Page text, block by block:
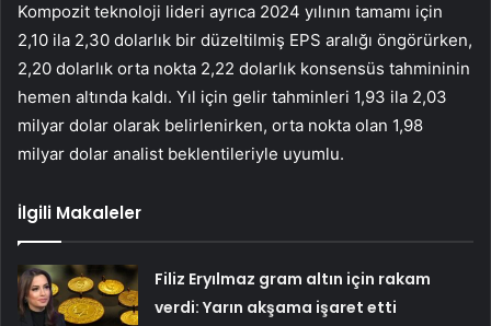
Kompozit teknoloji lideri ayrıca 2024 yılının tamamı için
2,10 ila 2,30 dolarlık bir düzeltilmiş EPS aralığı öngörürken,
2,20 dolarlık orta nokta 2,22 dolarlık konsensüs tahmininin
hemen altında kaldı. Yıl için gelir tahminleri 1,93 ila 2,03
milyar dolar olarak belirlenirken, orta nokta olan 1,98
milyar dolar analist beklentileriyle uyumlu.
İlgili Makaleler
Filiz Eryılmaz gram altın için rakam
verdi: Yarın akşama işaret etti